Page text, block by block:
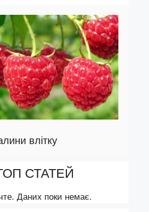
влітку
СТАТЕЙ
Даних поки немає.